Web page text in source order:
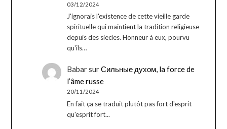
03/12/2024
J'ignorais l'existence de cette vieille garde
spirituelle qui maintient la tradition religieuse
depuis des siecles. Honneur à eux, pourvu
qu'ils…
BabarsurСильные духом, la force de
l’âme russe
20/11/2024
En fait ça se traduit plutôt pas fort d'esprit
qu'esprit fort...